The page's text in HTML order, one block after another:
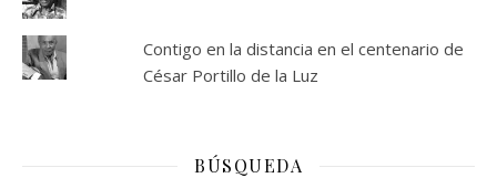
Contigo en la distancia en el centenario de
César Portillo de la Luz
BÚSQUEDA